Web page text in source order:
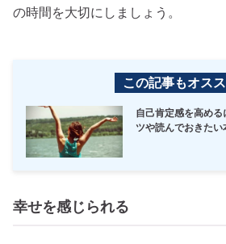
の時間を大切にしましょう。
この記事もオス
自己肯定感を高め
ツや読んでおきたい
幸せを感じられる